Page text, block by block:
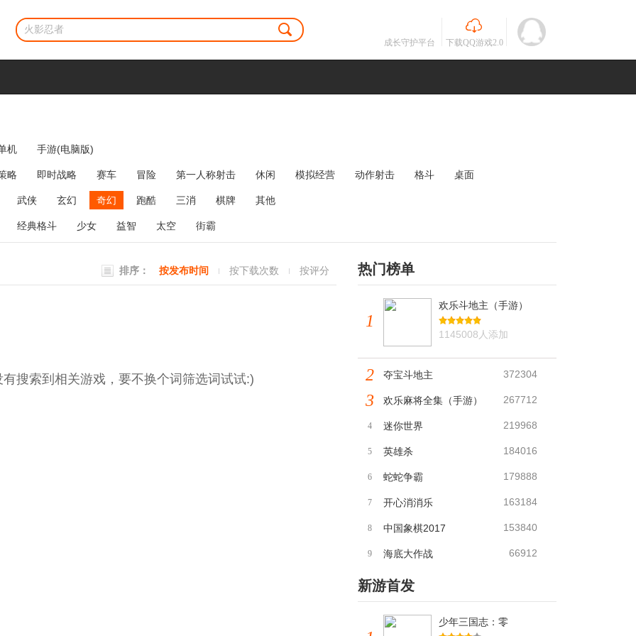
成长守护平台 下载QQ游戏2.0
机 手游(电脑版)
略 即时战略 赛车 冒险 第一人称射击 休闲 模拟经营 动作射击 格斗
桌面
牌类
麻将 网络游戏 弹幕射击 策略塔防
武侠 玄幻 奇幻 跑酷 三消 棋牌 其他
经典格斗 少女 益智 太空 街霸
排序： 按发布时间 按下载次数 按评分
搜索到相关游戏，要不换个词筛选词试试:)
热门榜单
1
欢乐斗地主（手游）
1145008人添加
2 夺宝斗地主 372304
3 欢乐麻将全集（手游） 267712
4 迷你世界 219968
5 英雄杀 184016
6 蛇蛇争霸 179888
7 开心消消乐 163184
8 中国象棋2017 153840
9 海底大作战 66912
新游首发
少年三国志：零